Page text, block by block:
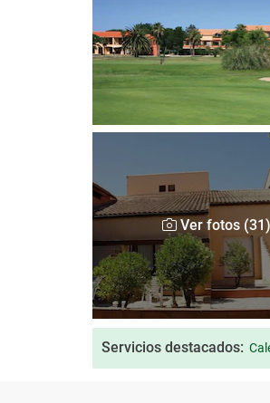
Ver fotos (31)
Servicios destacados: